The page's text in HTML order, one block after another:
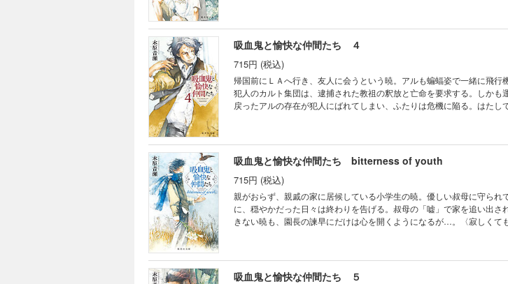
吸血鬼と愉快な仲間たち ４
715円 (税込)
帰国前にＬＡへ行き、友人に会うという暁。アルも蝙蝠姿で一緒に飛
犯人のカルト集団は、逮捕された教祖の釈放と亡命を要求する。しかも
戻ったアルの存在が犯人にばれてしまい、ふたりは危機に陥る。はた
吸血鬼と愉快な仲間たち bitterness of youth
715円 (税込)
親がおらず、親戚の家に居候している小学生の暁。優しい叔母に守られ
に、穏やかだった日々は終わりを告げる。叔母の「嘘」で家を追い出
きない暁も、園長の諫早にだけは心を開くようになるが…。〈寂しくて
吸血鬼と愉快な仲間たち ５